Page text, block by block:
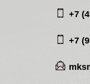
+7
+7